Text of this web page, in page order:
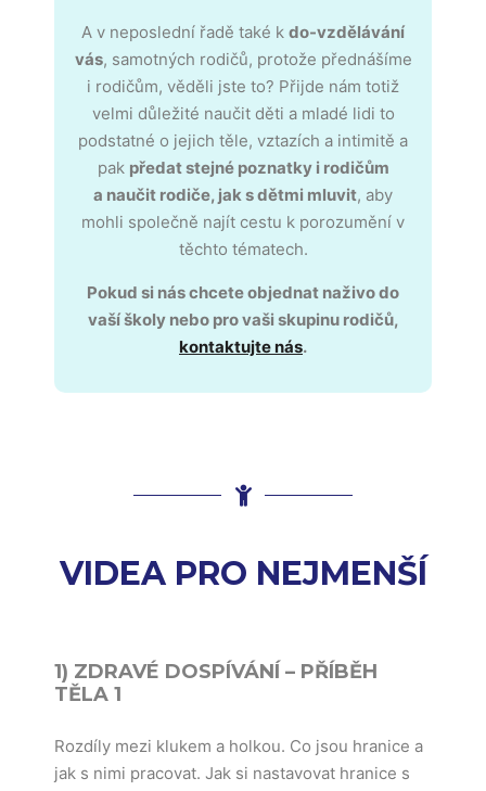
A v neposlední řadě také k do-vzdělávání
vás, samotných rodičů, protože přednášíme
i rodičům, věděli jste to? Přijde nám totiž
velmi důležité naučit děti a mladé lidi to
podstatné o jejich těle, vztazích a intimitě a
pak předat stejné poznatky i rodičům
a naučit rodiče, jak s dětmi mluvit, aby
mohli společně najít cestu k porozumění v
těchto tématech.
Pokud si nás chcete objednat naživo do
vaší školy nebo pro vaši skupinu rodičů,
kontaktujte nás.
VIDEA PRO NEJMENŠÍ
1) ZDRAVÉ DOSPÍVÁNÍ – PŘÍBĚH
TĚLA 1
Rozdíly mezi klukem a holkou. Co jsou hranice a
jak s nimi pracovat. Jak si nastavovat hranice s